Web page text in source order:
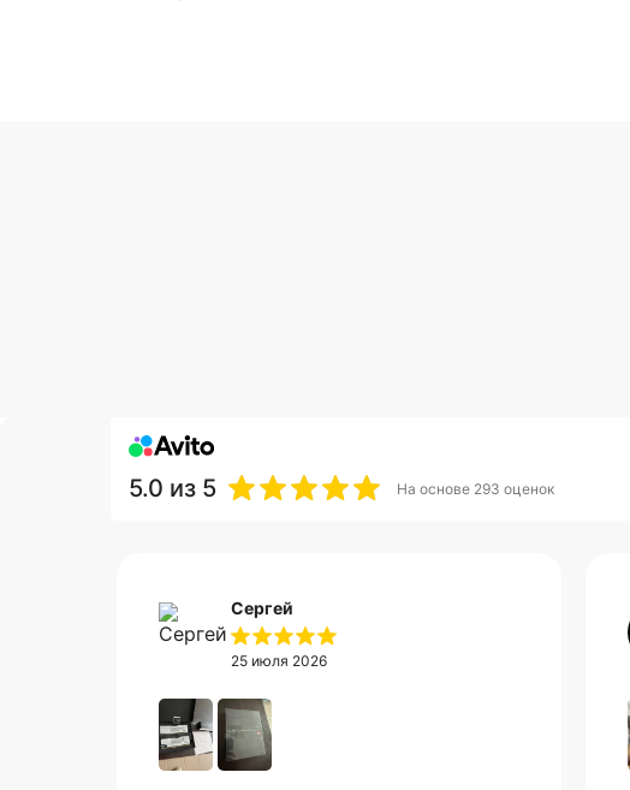
5.0 из 5 На основе 293 оценок
Сергей
25 июля 2026